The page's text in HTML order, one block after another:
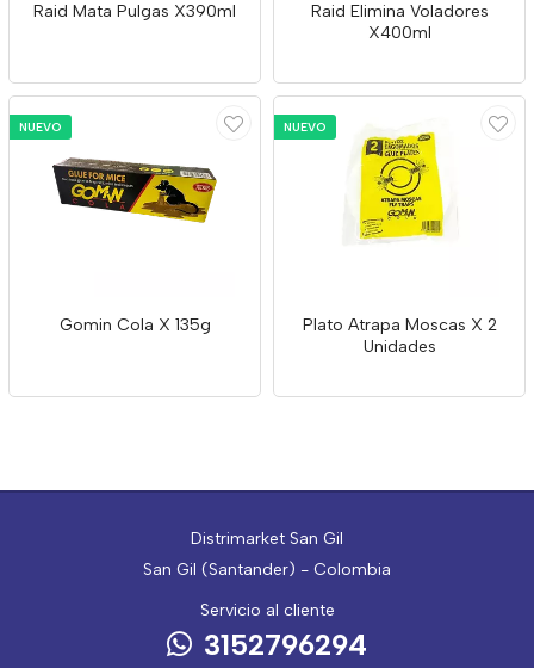
Raid Mata Pulgas X390ml
Raid Elimina Voladores
X400ml
NUEVO
Gomin Cola X 135g
NUEVO
Plato Atrapa Moscas X 2
Unidades
Distrimarket San Gil
San Gil (Santander) - Colombia
Servicio al cliente
3152796294